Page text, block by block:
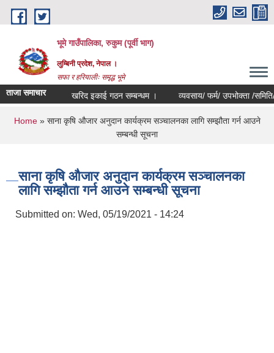
Skip to main content
भूमे गाउँपालिका, रुकुम (पूर्वी भाग)
लुम्बिनी प्रदेश, नेपाल ।
सफा र हरियालीः समृद्ध भूमे
ताजा समाचार खरिद इकाई गठन सम्बन्धम । व्यवसाय/ फर्म/ उपभोक्ता /समिति/ समुह/
You are here
Home» साना कृषि औजार अनुदान कार्यक्रम सञ्चालनका लागि सम्झौता गर्न आउने
सम्बन्धी सूचना
साना कृषि औजार अनुदान कार्यक्रम सञ्चालनका
लागि सम्झौता गर्न आउने सम्बन्धी सूचना
Submitted on: Wed, 05/19/2021 - 14:24